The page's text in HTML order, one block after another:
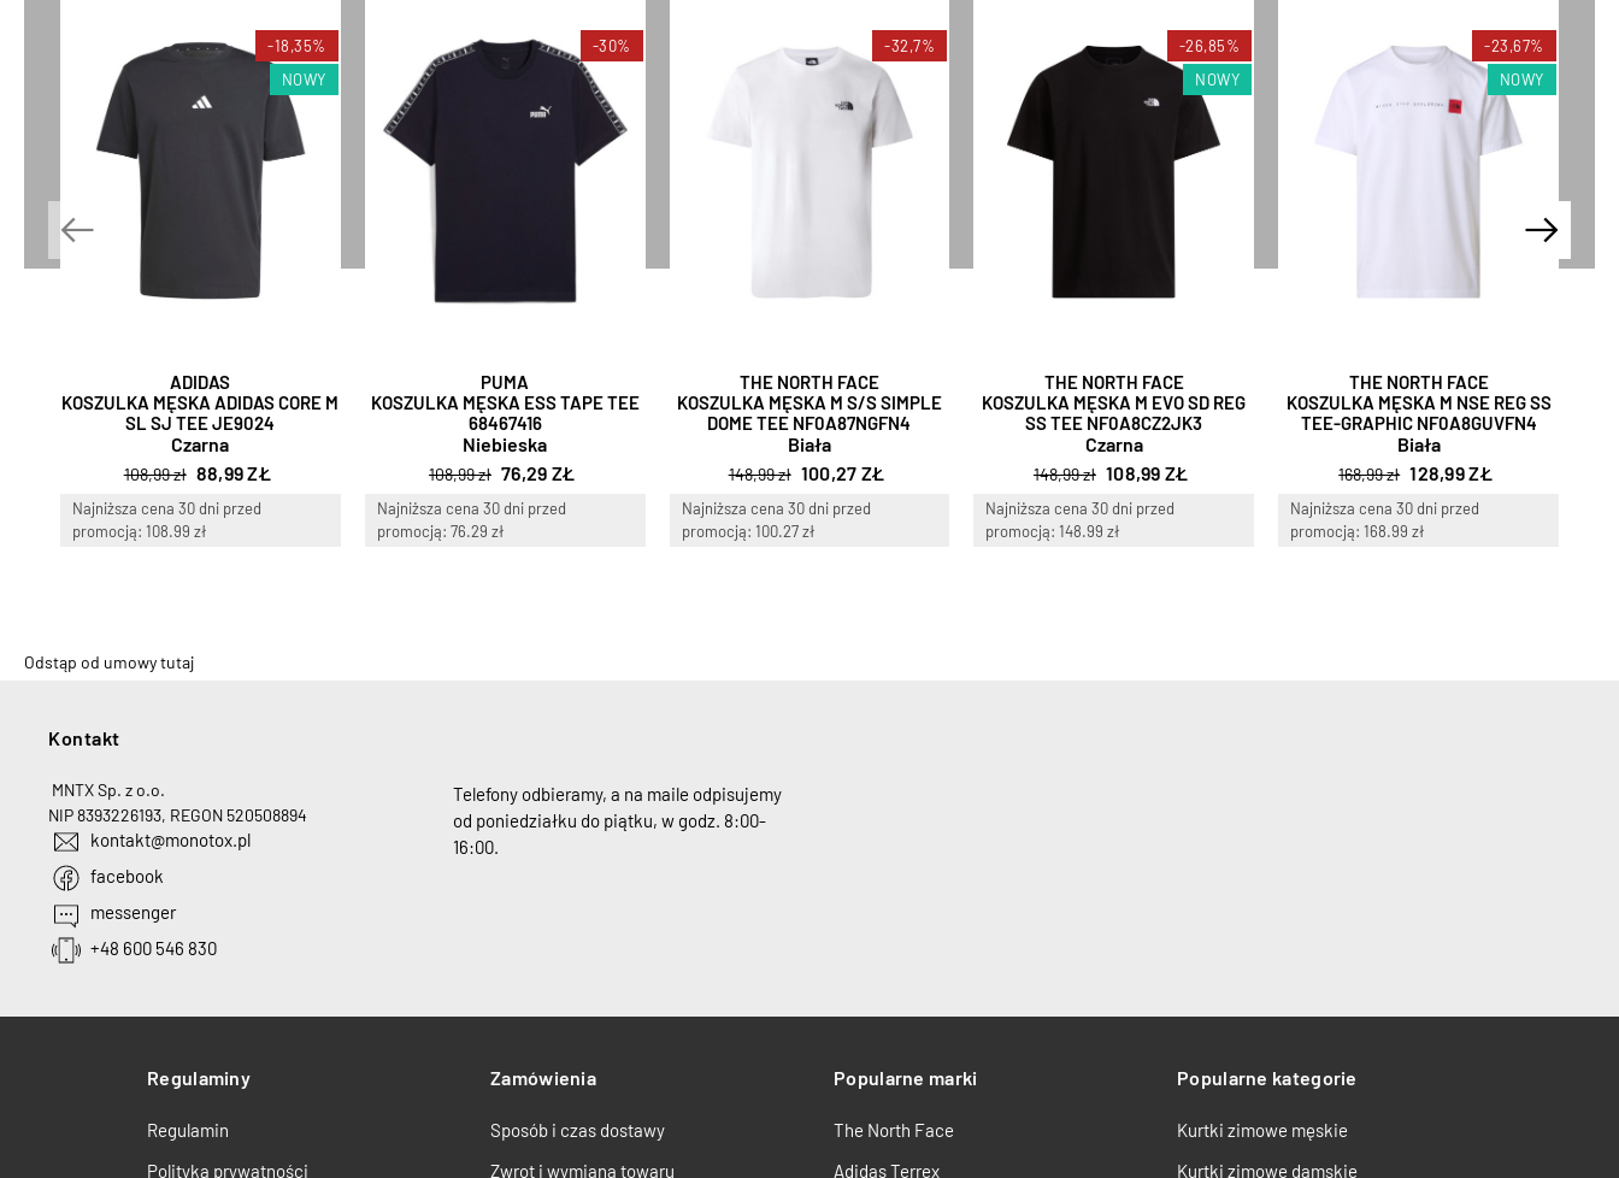
-18,35%
NOWY
ADIDAS
KOSZULKA MĘSKA ADIDAS CORE M
SL SJ TEE JE9024
Czarna
108,99 zł 88,99 ZŁ
Najniższa cena 30 dni przed
promocją: 108.99 zł
-30%
PUMA
KOSZULKA MĘSKA ESS TAPE TEE
68467416
Niebieska
108,99 zł 76,29 ZŁ
Najniższa cena 30 dni przed
promocją: 76.29 zł
-32,7%
THE NORTH FACE
KOSZULKA MĘSKA M S/S SIMPLE
DOME TEE NF0A87NGFN4
Biała
148,99 zł 100,27 ZŁ
Najniższa cena 30 dni przed
promocją: 100.27 zł
-26,85%
NOWY
THE NORTH FACE
KOSZULKA MĘSKA M EVO SD REG
SS TEE NF0A8CZ2JK3
Czarna
148,99 zł 108,99 ZŁ
Najniższa cena 30 dni przed
promocją: 148.99 zł
-23,67%
NOWY
THE NORTH FACE
KOSZULKA MĘSKA M NSE REG SS
TEE-GRAPHIC NF0A8GUVFN4
Biała
168,99 zł 128,99 ZŁ
Najniższa cena 30 dni przed
promocją: 168.99 zł
Odstąp od umowy tutaj
Kontakt
MNTX Sp. z o.o.
NIP 8393226193, REGON 520508894
kontakt@monotox.pl
facebook
messenger
+48 600 546 830
Telefony odbieramy, a na maile odpisujemy
od poniedziałku do piątku, w godz. 8:00-
16:00.
Regulaminy
Regulamin
Polityka prywatności
Zamówienia
Sposób i czas dostawy
Zwrot i wymiana towaru
Popularne marki
The North Face
Adidas Terrex
Popularne kategorie
Kurtki zimowe męskie
Kurtki zimowe damskie